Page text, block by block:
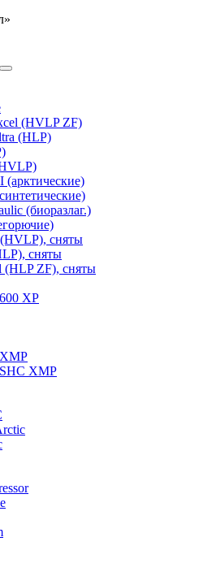
(HVLP ZF)
(HLP)
(биоразлаг.)
сняты
сняты
(HLP ZF), сняты
XP
XMP